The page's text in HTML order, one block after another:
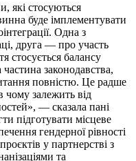
які стосуються
буде імплементувати
Одна з
друга — про участь
стосується балансу
законодавства,
повністю. Це радше
чому залежить від
— сказала пані
підготувати місцеве
гендерної рівності
у партнерстві з
та